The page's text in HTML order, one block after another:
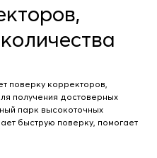
поверку корректоров,
получения достоверных
парк высокоточных
быструю поверку, помогает